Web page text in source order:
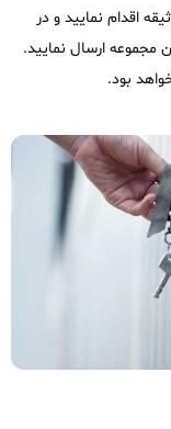
اقدام نمایید و در
مجموعه ارسال نمایید.
بود.